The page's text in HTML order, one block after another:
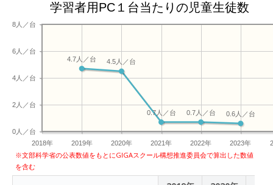
学習者用PC１台当たりの児童生徒数
2018年 2019年 2020年 2021年 2022年 2023年
0人／台
2人／台
4人／台
6人／台
8人／台
0.6人／台
0.7人／台
0.7人／台
4.5人／台
4.7人／台
※文部科学省の公表数値をもとにGIGAスクール構想推進委員会で算出した数値
を含む